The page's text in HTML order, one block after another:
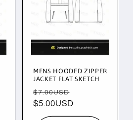
MENS HOODED ZIPPER
JACKET FLAT SKETCH
Normaler
Preis
$7.00USD
$5.00USD